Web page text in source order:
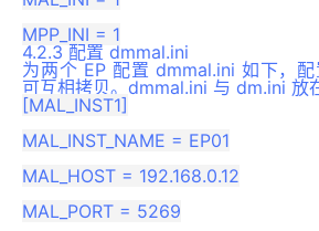
4.2.3 配置 dmmal.ini
为两个 EP 配置 dmmal.ini 如下，
可互相拷贝。dmmal.ini 与 dm.ini 放
[MAL_INST1]
MAL_INST_NAME = EP01
MAL_HOST = 192.168.0.12
MAL_PORT = 5269